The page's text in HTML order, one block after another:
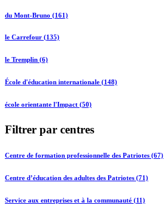
du Mont-Bruno (161)
le Carrefour (135)
le Tremplin (6)
École d'éducation internationale (148)
école orientante l'Impact (50)
Filtrer par centres
Centre de formation professionnelle des Patriotes (67)
Centre d’éducation des adultes des Patriotes (71)
Service aux entreprises et à la communauté (11)